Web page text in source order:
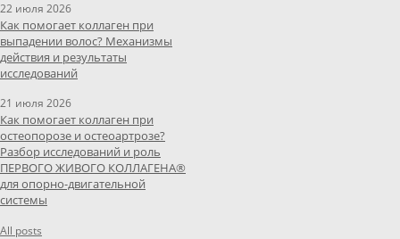
22 июля 2026
Как помогает коллаген при
выпадении волос? Механизмы
действия и результаты
исследований
21 июля 2026
Как помогает коллаген при
остеопорозе и остеоартрозе?
Разбор исследований и роль
ПЕРВОГО ЖИВОГО КОЛЛАГЕНА®
для опорно-двигательной
системы
All posts